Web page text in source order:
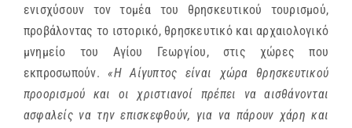
ενισχύσουν τον τομέα του θρησκευτικού τουρισμού,
προβάλοντας το ιστορικό, θρησκευτικό και αρχαιολογικό
μνημείο του Αγίου Γεωργίου, στις χώρες που
εκπροσωπούν.«Η Αίγυπτος είναι χώρα θρησκευτικού
προορισμού και οι χριστιανοί πρέπει να αισθάνονται
ασφαλείς να την επισκεφθούν, για να πάρουν χάρη και